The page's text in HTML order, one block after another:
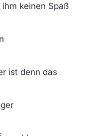
keinen Spaß
ist denn das